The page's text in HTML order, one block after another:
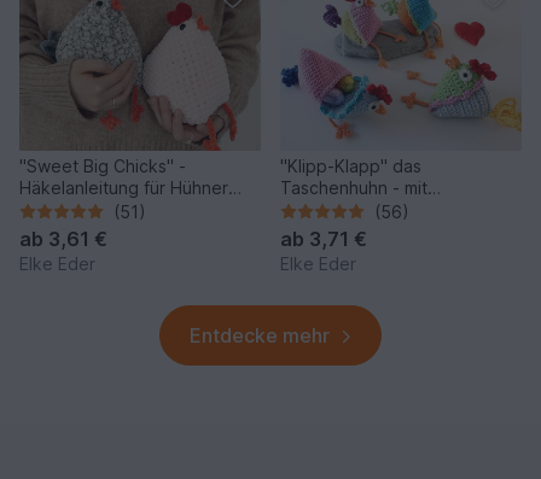
"Sweet Big Chicks" -
Häkelanleitung für Hühner
zum Knuddeln
(51)
ab 3,61 €
Elke Eder
"Klipp-Klapp" das
Taschenhuhn - mit
Geheimversteck und herziger
Füllung
(56)
ab 3,71 €
Elke Eder
Entdecke mehr